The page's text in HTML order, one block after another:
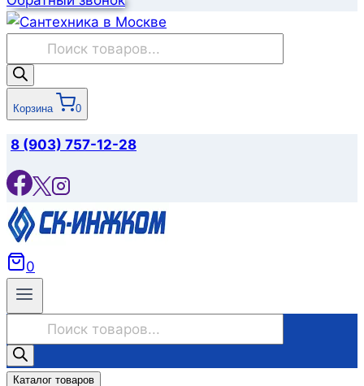
товаров
Корзина 0
8 (903) 757-12-28
0
товаров
Каталог товаров